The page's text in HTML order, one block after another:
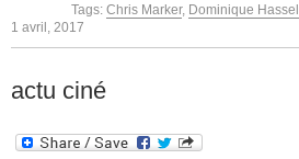
Tags: Chris Marker, Dominique
1 avril, 2017
actu ciné